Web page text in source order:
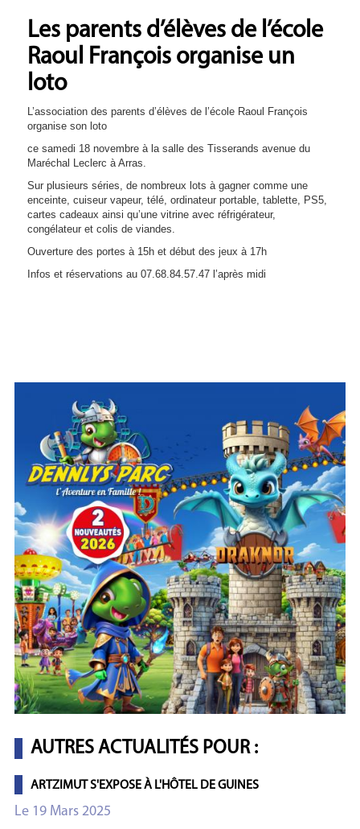
Les parents d’élèves de l’école
Raoul François organise un
loto
L’association des parents d’élèves de l’école Raoul François
organise son loto
ce samedi 18 novembre à la salle des Tisserands avenue du
Maréchal Leclerc à Arras.
Sur plusieurs séries, de nombreux lots à gagner comme une
enceinte, cuiseur vapeur, télé, ordinateur portable, tablette, PS5,
cartes cadeaux ainsi qu’une vitrine avec réfrigérateur,
congélateur et colis de viandes.
Ouverture des portes à 15h et début des jeux à 17h
Infos et réservations au 07.68.84.57.47 l’après midi
AUTRES ACTUALITÉS POUR :
ARTZIMUT S'EXPOSE À L'HÔTEL DE GUINES
Le 19 Mars 2025